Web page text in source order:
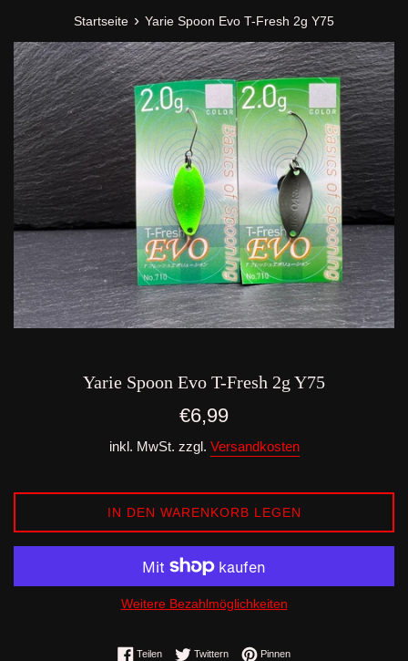
Startseite › Yarie Spoon Evo T-Fresh 2g Y75
Yarie Spoon Evo T-Fresh 2g Y75
Normaler
€6,99
inkl. MwSt. zzgl. Versandkosten
IN DEN WARENKORB LEGEN
Weitere Bezahlmöglichkeiten
TeilenAuf Facebook teilen
TwitternAuf Twitter twittern
PinnenAuf Pinterest pinnen